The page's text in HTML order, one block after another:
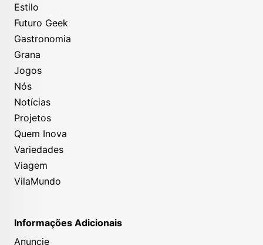
Estilo
Futuro Geek
Gastronomia
Grana
Jogos
Nós
Notícias
Projetos
Quem Inova
Variedades
Viagem
VilaMundo
Informações Adicionais
Anuncie